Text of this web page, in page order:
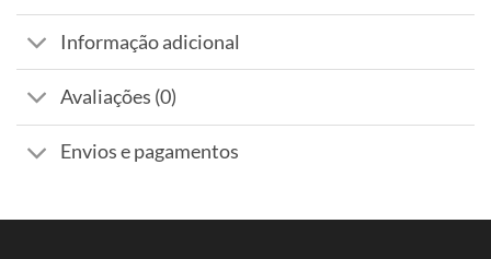
Informação adicional
Avaliações (0)
Envios e pagamentos